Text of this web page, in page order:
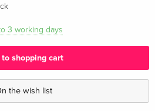
3 working days
to shopping cart
the wish list